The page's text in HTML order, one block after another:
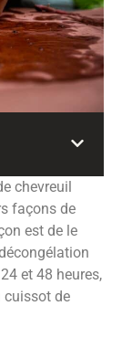
chevreuil
façons de
est de le
et 48 heures,
cuissot de